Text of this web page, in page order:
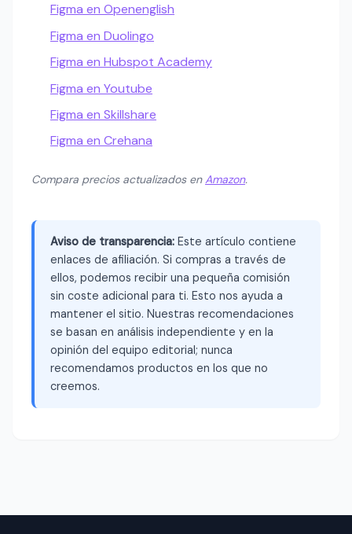
Figma en Openenglish
Figma en Duolingo
Figma en Hubspot Academy
Figma en Youtube
Figma en Skillshare
Figma en Crehana
Compara precios actualizados enAmazon.
Aviso de transparencia: Este artículo contiene
enlaces de afiliación. Si compras a través de
ellos, podemos recibir una pequeña comisión
sin coste adicional para ti. Esto nos ayuda a
mantener el sitio. Nuestras recomendaciones
se basan en análisis independiente y en la
opinión del equipo editorial; nunca
recomendamos productos en los que no
creemos.